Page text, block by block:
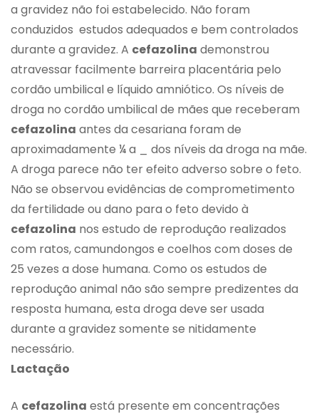
a gravidez não foi estabelecido. Não foram
conduzidos estudos adequados e bem controlados
durante a gravidez. A cefazolina demonstrou
atravessar facilmente barreira placentária pelo
cordão umbilical e líquido amniótico. Os níveis de
droga no cordão umbilical de mães que receberam
cefazolina antes da cesariana foram de
aproximadamente ¼ a _ dos níveis da droga na mãe.
A droga parece não ter efeito adverso sobre o feto.
Não se observou evidências de comprometimento
da fertilidade ou dano para o feto devido à
cefazolina nos estudo de reprodução realizados
com ratos, camundongos e coelhos com doses de
25 vezes a dose humana. Como os estudos de
reprodução animal não são sempre predizentes da
resposta humana, esta droga deve ser usada
durante a gravidez somente se nitidamente
necessário.
Lactação
A cefazolina está presente em concentrações